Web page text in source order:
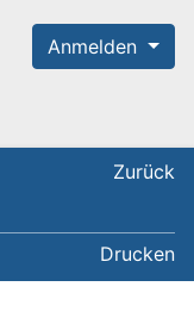
Anmelden
Zurück
Drucken